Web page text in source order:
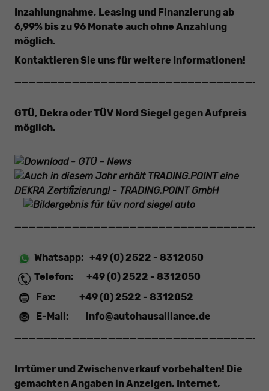
Inzahlungnahme, Leasing und Finanzierung ab
6,99% bis zu 96 Monate auch ohne Anzahlung
möglich.
Kontaktieren Sie uns für weitere Informationen!
GTÜ, Dekra oder TÜV Nord Siegel gegenAufpreis
möglich.
Whatsapp: +49 (0) 2522 - 8312050
Telefon: +49 (0) 2522 - 8312050
Fax: +49 (0) 2522 - 8312052
E-Mail:
info@autohausalliance.de
Irrtümer und Zwischenverkauf vorbehalten! Die
gemachten Angaben in Anzeigen, Internet,